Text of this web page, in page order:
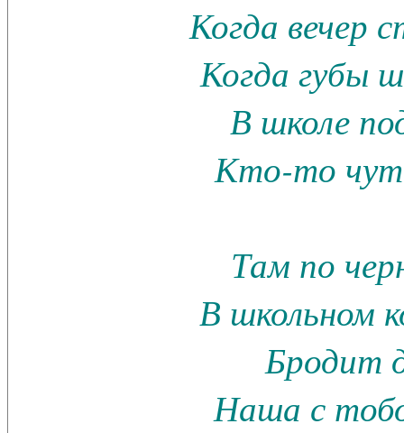
Когда вечер
Когда губы
В школе
Кто-то
Там по
В школьном
Бродит
Наша с